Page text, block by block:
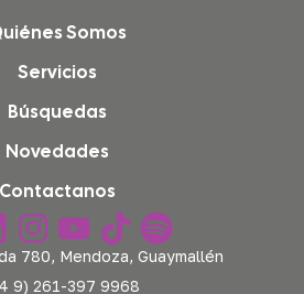
Somos
Servicios
Búsquedas
Novedades
Contactanos
780, Mendoza, Guaymallén
9) 261-397 9968